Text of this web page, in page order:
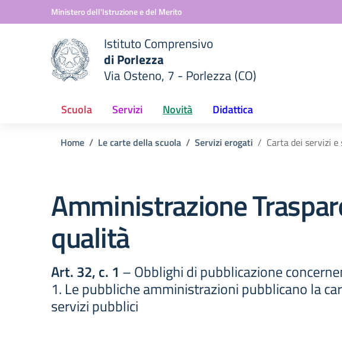
Vai ai contenuti
Vai al menu di navigazioneMinistero dell'Istruzione e del Merito
scuola
Istituto Comprensivo
di Porlezza
Via Osteno, 7 - Porlezza (CO)
Scuola Servizi Novità Didattica
Home Le carte della scuola Servizi erogati Carta dei servizi
Amministrazione
qualità
Art. 32, c. 1 – Obblighi di pubblicazione
1. Le pubbliche amministrazioni pubblicano la
servizi pubblici